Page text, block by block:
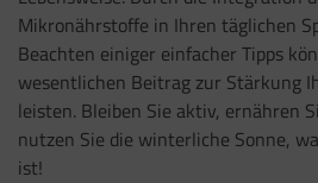
Mikronährstoffe in Ihren täglichen
Beachten einiger einfacher Tipps
wesentlichen Beitrag zur Stärkung
leisten. Bleiben Sie aktiv, ernähren
nutzen Sie die winterliche Sonne,
ist!